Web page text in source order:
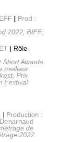
| Prod :
2022; BIFF;
| Rôle
Short Awards
meilleur
Prix
Festival
| Production :
de
2022